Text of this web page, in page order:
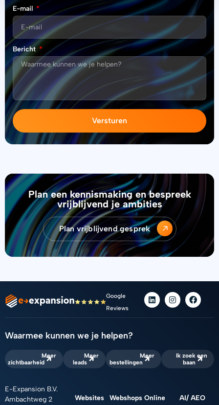
E-mail
Bericht
Versturen
Plan een kennismaking en bespreek
vrijblijvend je ambities
Plan vrijblijvend gesprek
Google
Reviews
L
i
k
n
I
n
t
a
m
F
a
e
k
Waarmee kunnen we je helpen?
Meer
zichtbaarheid
Meer
leads
Meer
bestellingen
Ik zoek een
baan
E-Expansion B.V.
Ambachtweg 2
Websites Webshops Online AI/ AEO